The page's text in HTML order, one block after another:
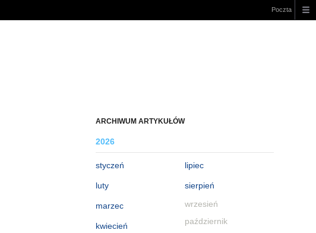
Poczta
ARCHIWUM ARTYKUŁÓW
2026
styczeń
luty
marzec
kwiecień
lipiec
sierpień
wrzesień
październik